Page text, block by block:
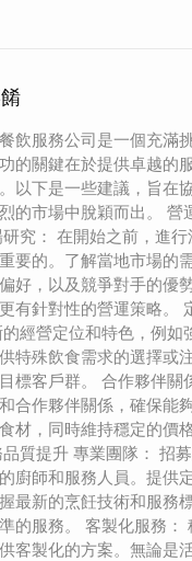
飲服務公司是一個充滿
的關鍵在於提供卓越的
以下是一些建議，旨在
的市場中脫穎而出。 營
究： 在開始之前，進行
要的。了解當地市場的
好，以及競爭對手的優
有針對性的營運策略。
經營定位和特色，例如
特殊飲食需求的選擇或
標客戶群。 合作夥伴關
合作夥伴關係，確保能
材，同時維持穩定的價
質提升 專業團隊： 招
廚師和服務人員。提供
最新的烹飪技術和服務
的服務。 客製化服務：
客製化的方案。無論是